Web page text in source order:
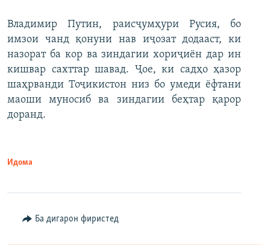
Владимир Путин, раисҷумҳури Русия, бо
имзои чанд қонуни нав иҷозат додааст, ки
назорат ба кор ва зиндагии хориҷиён дар ин
кишвар сахттар шавад. Ҷое, ки садҳо ҳазор
шаҳрванди Тоҷикистон низ бо умеди ёфтани
маоши муносиб ва зиндагии беҳтар қарор
доранд.
Идома
Ба дигарон фиристед